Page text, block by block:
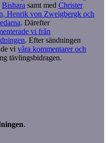
Bishara samt med Christer
Henrik von Zweigbergk och
. Därefter
vi från
. Efter sändningen
vi våra kommentarer och
tävlingsbidragen.
.